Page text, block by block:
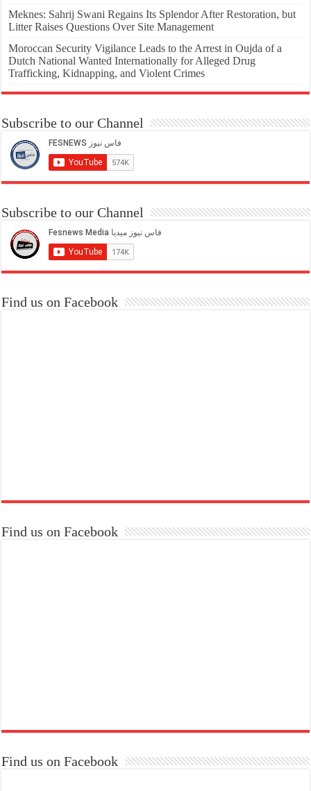
Meknes: Sahrij Swani Regains Its Splendor After Restoration, but
Litter Raises Questions Over Site Management
Moroccan Security Vigilance Leads to the Arrest in Oujda of a
Dutch National Wanted Internationally for Alleged Drug
Trafficking, Kidnapping, and Violent Crimes
Subscribe to our Channel
Subscribe to our Channel
Find us on Facebook
Find us on Facebook
Find us on Facebook